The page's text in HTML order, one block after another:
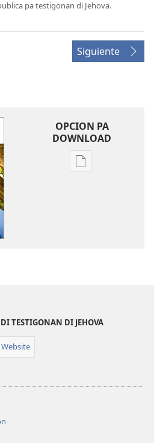
pa testigonan di Jehova.
Siguiente
OPCION PA
DOWNLOAD
Opcion
Interesa
TESTIGONAN DI JEHOVA